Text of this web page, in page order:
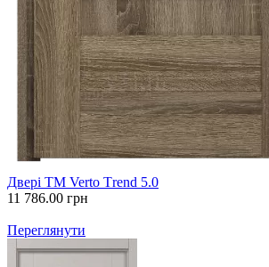
Двері ТМ Verto Тrend 5.0
11 786.00 грн
Переглянути